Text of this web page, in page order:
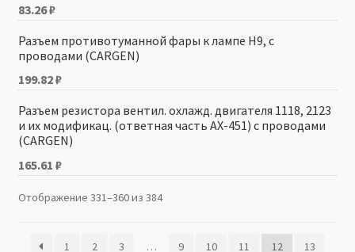
83.26₽
Разъем противотуманной фары к лампе H9, с
проводами (CARGEN)
199.82₽
Разъем резистора вентил. охлажд. двигателя 1118, 2123
и их модификац. (ответная часть АХ-451) с проводами
(CARGEN)
165.61 ₽
Отображение 331–360 из 384
1 2 3 … 9 10 11 12 13